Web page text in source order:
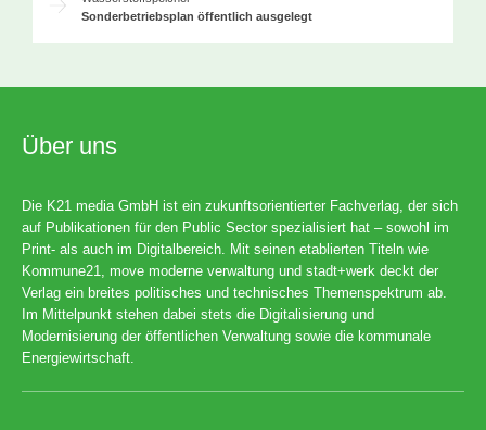
Sonderbetriebsplan öffentlich ausgelegt
Über uns
Die K21 media GmbH ist ein zukunftsorientierter Fachverlag, der sich
auf Publikationen für den Public Sector spezialisiert hat – sowohl im
Print- als auch im Digitalbereich. Mit seinen etablierten Titeln wie
Kommune21, move moderne verwaltung und stadt+werk deckt der
Verlag ein breites politisches und technisches Themenspektrum ab.
Im Mittelpunkt stehen dabei stets die Digitalisierung und
Modernisierung der öffentlichen Verwaltung sowie die kommunale
Energiewirtschaft.